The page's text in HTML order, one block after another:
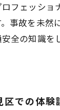
フェッシ
事故を未然
全の知識
区での体験